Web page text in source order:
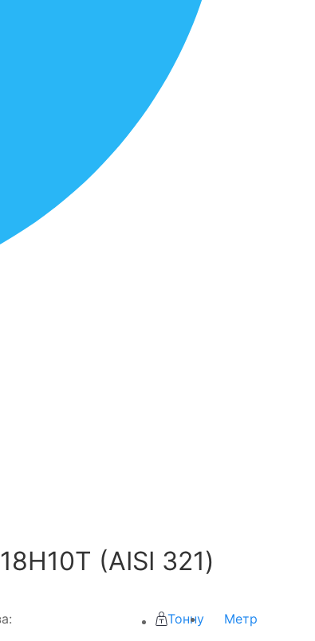
(AISI 321)
Тонну Метр